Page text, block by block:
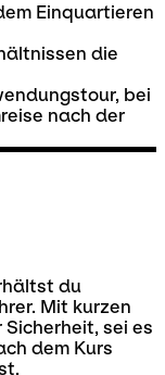
Einquartieren
die
bei
nach der
du
Mit kurzen
sei es
dem Kurs